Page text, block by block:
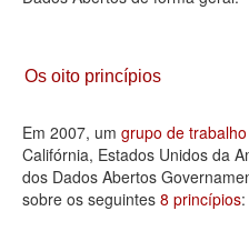
Os oito princípios
Em 2007, um grupo de trabalho
Califórnia, Estados Unidos da
dos Dados Abertos
sobre os seguintes 8 princípios: